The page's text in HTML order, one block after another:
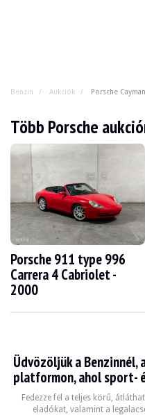
Benzin Aukciók Porsche
Porsche Cayman
Porsche, 6 henger,
ÉV 2007
KILOMÉTEREK SZÁMA42,500
MOTOR 6
ÜZEMANYAG Benzin
KISZORÍTÁS 3.2 l
TELJESÍTMÉNY
BOX
SZÍNES
Videó
Több Porsche
Porsche 911 type 996
Carrera 4 Cabriolet -
2000
Üdvözöljük a Benzinnél,
platformon, ahol sport-
Fedezze fel a teljes körű,
eladókat, valamint a